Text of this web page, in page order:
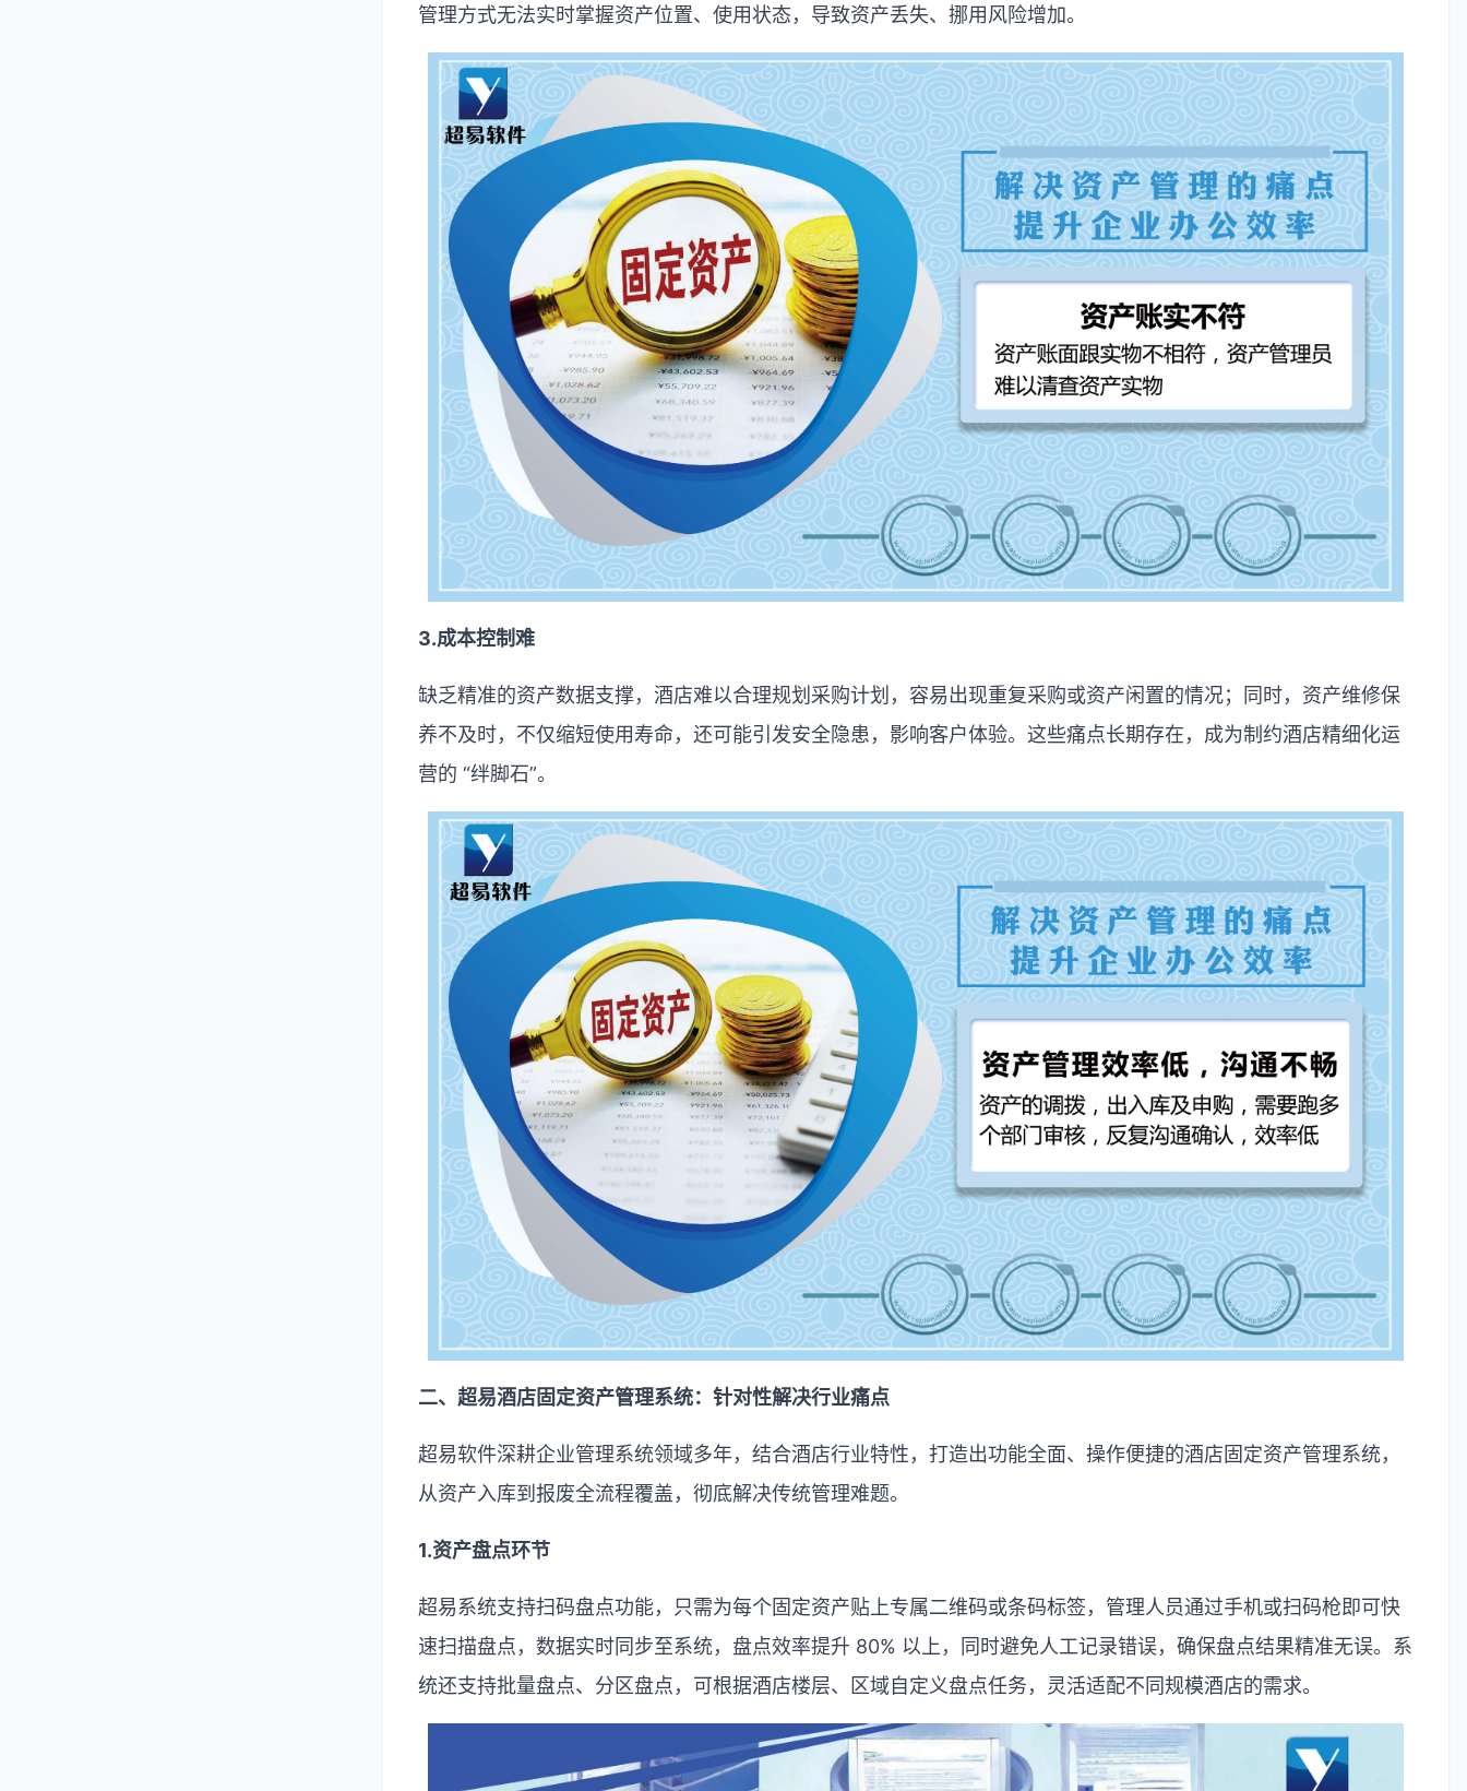
管理方式无法实时掌握资产位置、使用状态，导致资产丢失、挪用风险增加。
3.成本控制难
缺乏精准的资产数据支撑，酒店难以合理规划采购计划，容易出现重复采购或资产闲置的情况；同时，资产维修保
养不及时，不仅缩短使用寿命，还可能引发安全隐患，影响客户体验。这些痛点长期存在，成为制约酒店精细化运
营的 “绊脚石”。
二、超易酒店固定资产管理系统：针对性解决行业痛点
超易软件深耕企业管理系统领域多年，结合酒店行业特性，打造出功能全面、操作便捷的酒店固定资产管理系统，
从资产入库到报废全流程覆盖，彻底解决传统管理难题。
1.资产盘点环节
超易系统支持扫码盘点功能，只需为每个固定资产贴上专属二维码或条码标签，管理人员通过手机或扫码枪即可快
速扫描盘点，数据实时同步至系统，盘点效率提升 80% 以上，同时避免人工记录错误，确保盘点结果精准无误。系
统还支持批量盘点、分区盘点，可根据酒店楼层、区域自定义盘点任务，灵活适配不同规模酒店的需求。